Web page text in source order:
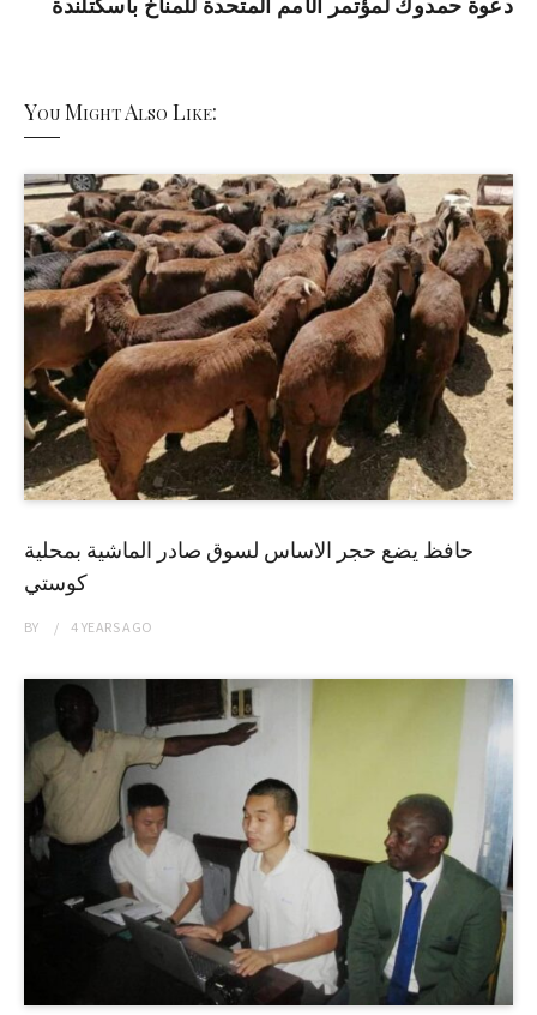
You Might Also Like:
حافظ يضع حجر الاساس لسوق صادر الماشية بمحلية
كوستي
BY 4 YEARSAGO